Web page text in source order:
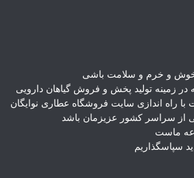
خوش و خرم و سلامت باشی
در زمینه تولید پخش و فروش گیاهان دارویی
راه اندازی سایت فروشگاه عطاری نوایگان
از سراسر کشور عزیزمان باشد
ماست
سپاسگذاریم